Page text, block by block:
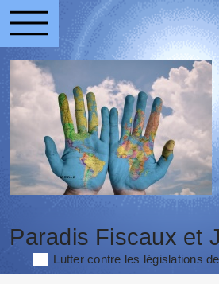
Paradis Fiscaux et
Lutter contre les législations